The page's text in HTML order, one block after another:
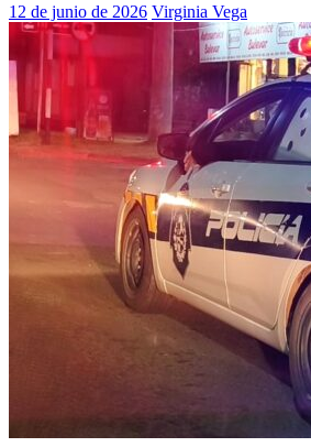
12 de junio de 2026 Virginia Vega